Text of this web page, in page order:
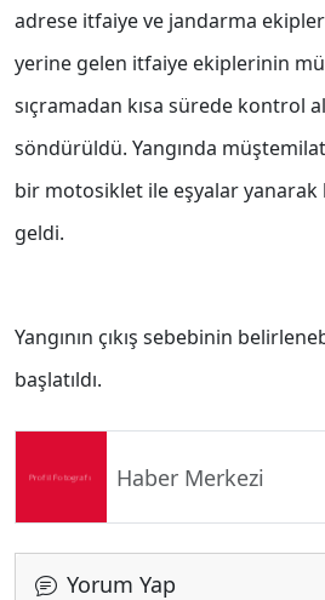
adrese itfaiye ve jandarma
yerine gelen itfaiye ekiplerinin
sıçramadan kısa sürede kontrol
söndürüldü. Yangında
bir motosiklet ile eşyalar yanarak
geldi.
Yangının çıkış sebebinin
başlatıldı.
Haber Merkezi
Yorum Yap